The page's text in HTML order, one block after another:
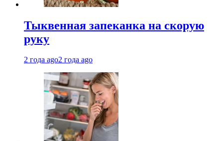
Тыквенная запеканка на скорую
руку
2 года ago2 года ago